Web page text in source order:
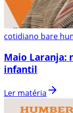
cotidiano bare
Maio Laranja:
infantil
Ler matéria